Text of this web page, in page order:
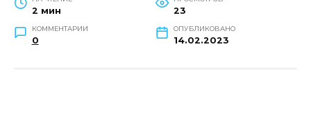
2 мин 23
КОММЕНТАРИИ
0
ОПУБЛИКОВАНО
14.02.2023